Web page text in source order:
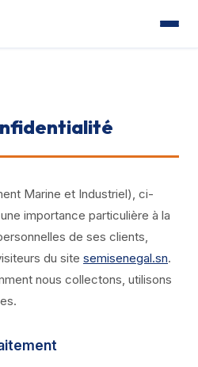
Marine et Industriel), ci-
importance particulière à la
de ses clients,
du site semisenegal.sn.
nous collectons, utilisons